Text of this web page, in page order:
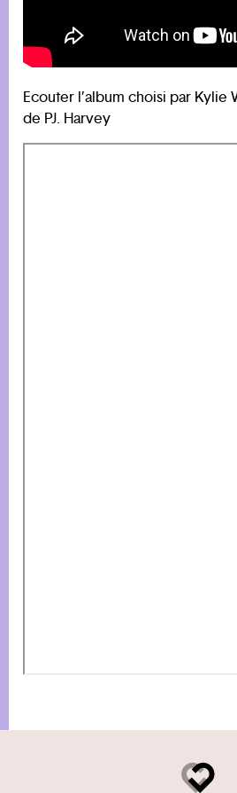
Ecouter l’album choisi par Kylie
de PJ. Harvey